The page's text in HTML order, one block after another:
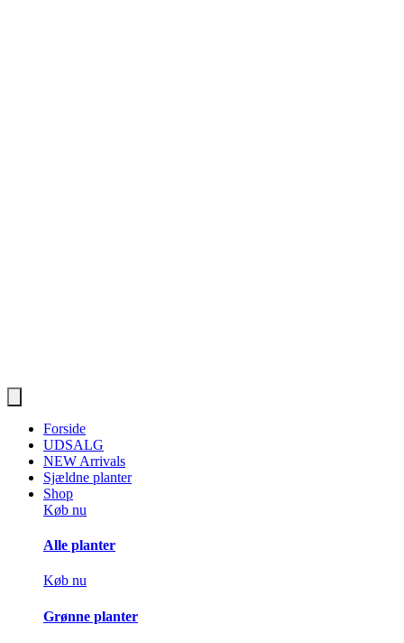
Forside
UDSALG
NEW Arrivals
Sjældne planter
Shop
Køb nu
Alle planter
Køb nu
Grønne planter